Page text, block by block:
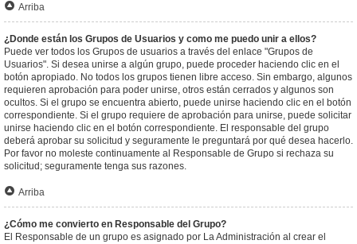
Arriba
¿Donde están los Grupos de Usuarios y como me puedo unir a ellos?
Puede ver todos los Grupos de usuarios a través del enlace "Grupos de
Usuarios". Si desea unirse a algún grupo, puede proceder haciendo clic en el
botón apropiado. No todos los grupos tienen libre acceso. Sin embargo, algunos
requieren aprobación para poder unirse, otros están cerrados y algunos son
ocultos. Si el grupo se encuentra abierto, puede unirse haciendo clic en el botón
correspondiente. Si el grupo requiere de aprobación para unirse, puede solicitar
unirse haciendo clic en el botón correspondiente. El responsable del grupo
deberá aprobar su solicitud y seguramente le preguntará por qué desea hacerlo.
Por favor no moleste continuamente al Responsable de Grupo si rechaza su
solicitud; seguramente tenga sus razones.
Arriba
¿Cómo me convierto en Responsable del Grupo?
El Responsable de un grupo es asignado por La Administración al crear el